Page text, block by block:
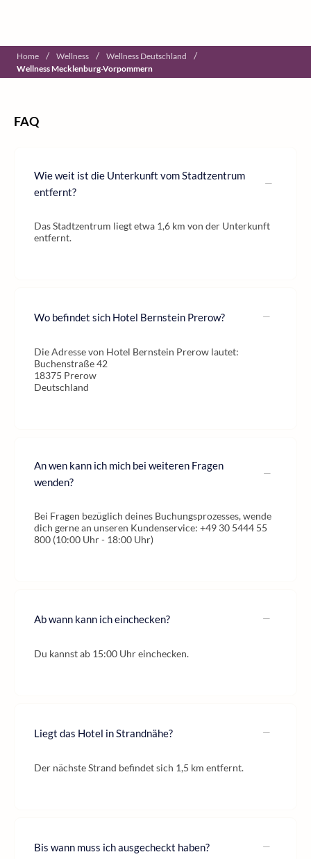
Home / Wellness / Wellness Deutschland /
Wellness Mecklenburg-Vorpommern
FAQ
Wie weit ist die Unterkunft vom Stadtzentrum
entfernt?
Das Stadtzentrum liegt etwa 1,6 km von der Unterkunft
entfernt.
Wo befindet sich Hotel Bernstein Prerow?
Die Adresse von Hotel Bernstein Prerow lautet:
Buchenstraße 42
18375 Prerow
Deutschland
An wen kann ich mich bei weiteren Fragen
wenden?
Bei Fragen bezüglich deines Buchungsprozesses, wende
dich gerne an unseren Kundenservice: +49 30 5444 55
800 (10:00 Uhr - 18:00 Uhr)
Ab wann kann ich einchecken?
Du kannst ab 15:00 Uhr einchecken.
Liegt das Hotel in Strandnähe?
Der nächste Strand befindet sich 1,5 km entfernt.
Bis wann muss ich ausgecheckt haben?